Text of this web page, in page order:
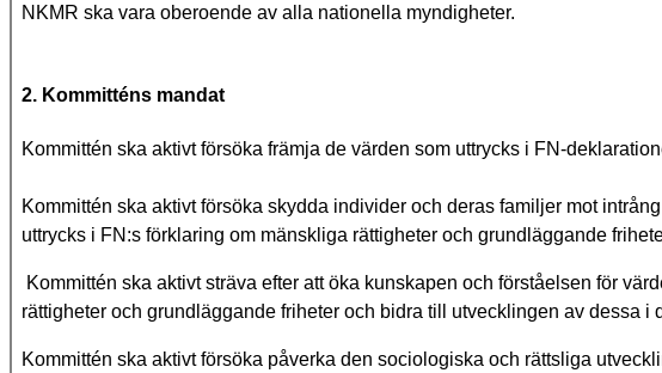
NKMR ska vara oberoende av alla nationella myndigheter.
2. Kommitténs mandat
Kommittén ska aktivt försöka främja de värden som uttrycks i FN-
Kommittén ska aktivt försöka skydda individer och deras familjer mot
uttrycks i FN:s förklaring om mänskliga rättigheter och grundläggande
Kommittén ska aktivt sträva efter att öka kunskapen och förståelsen för
rättigheter och grundläggande friheter och bidra till utvecklingen av dessa i
Kommittén ska aktivt försöka påverka den sociologiska och rättsliga